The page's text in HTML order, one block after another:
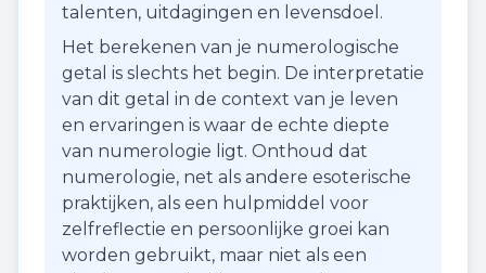
talenten, uitdagingen en levensdoel.
Het berekenen van je numerologische
getal is slechts het begin. De interpretatie
van dit getal in de context van je leven
en ervaringen is waar de echte diepte
van numerologie ligt. Onthoud dat
numerologie, net als andere esoterische
praktijken, als een hulpmiddel voor
zelfreflectie en persoonlijke groei kan
worden gebruikt, maar niet als een